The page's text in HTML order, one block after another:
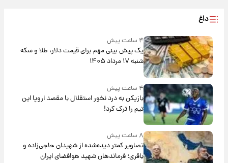
داغ
۴ ساعت پیش
یک پیش ‌بینی مهم برای قیمت دلار، طلا و سکه
شنبه ۱۷ مرداد ۱۴۰۵
۴ ساعت پیش
بازیکن به درد نخور استقلال با مقصد اروپا این
تیم را ترک کرد!
۸ ساعت پیش
تصاویر کمتر دیده‌شده از شهیدان حاجی‌زاده و
باقری؛ فرماندهان شهید هوافضای ایران